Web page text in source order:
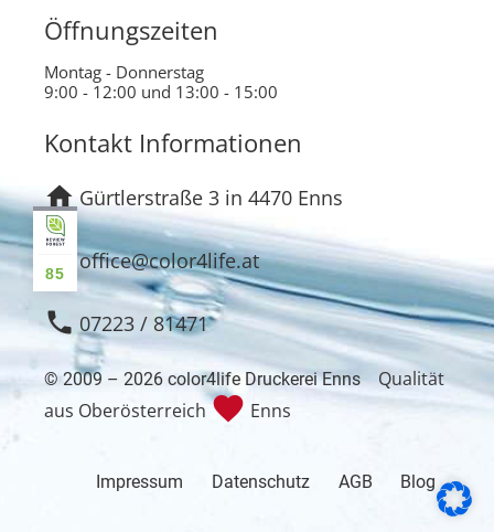
Öffnungszeiten
Montag - Donnerstag
9:00 - 12:00 und 13:00 - 15:00
Kontakt Informationen
home Gürtlerstraße 3 in 4470 Enns
office@color4life.at
phone 07223 / 81471
© 2009 – 2026 color4life Druckerei Enns Qualität
aus Oberösterreichfavorite Enns
Impressum Datenschutz AGB Blog
85